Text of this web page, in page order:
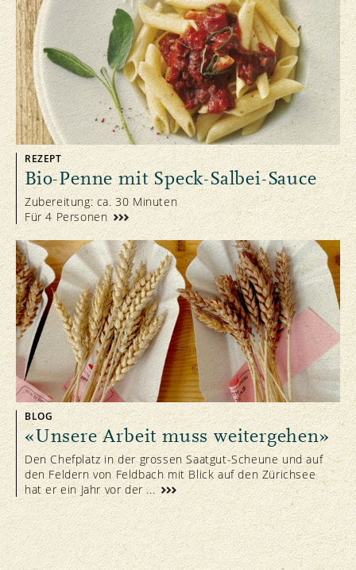
REZEPT
Bio-Penne mit Speck-Salbei-Sauce
Zubereitung: ca. 30 Minuten
Für 4 Personen
BLOG
«Unsere Arbeit muss weitergehen»
Den Chefplatz in der grossen Saatgut-Scheune und auf
den Feldern von Feldbach mit Blick auf den Zürichsee
hat er ein Jahr vor der ...